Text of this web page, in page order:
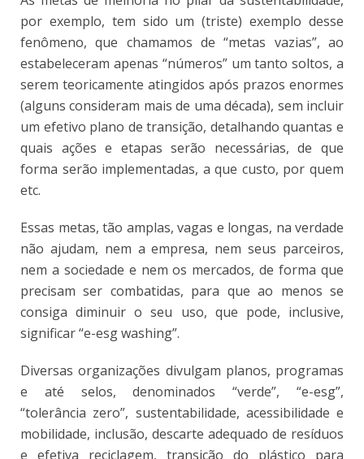
por exemplo, tem sido um (triste) exemplo desse
fenômeno, que chamamos de “metas vazias”, ao
estabeleceram apenas “números” um tanto soltos, a
serem teoricamente atingidos após prazos enormes
(alguns consideram mais de uma década), sem incluir
um efetivo plano de transição, detalhando quantas e
quais ações e etapas serão necessárias, de que
forma serão implementadas, a que custo, por quem
etc.
Essas metas, tão amplas, vagas e longas, na verdade
não ajudam, nem a empresa, nem seus parceiros,
nem a sociedade e nem os mercados, de forma que
precisam ser combatidas, para que ao menos se
consiga diminuir o seu uso, que pode, inclusive,
significar “e-esg washing”.
Diversas organizações divulgam planos, programas
e até selos, denominados “verde”, “e-esg”,
“tolerância zero”, sustentabilidade, acessibilidade e
mobilidade, inclusão, descarte adequado de resíduos
e efetiva reciclagem, transição do plástico para